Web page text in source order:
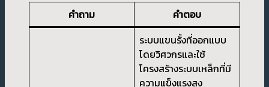
คำถาม คำตอบ
ระบบแขนรั้งที่ออกแบบ
โดยวิศวกรและใช้
โครงสร้างระบบเหล็กที่มี
ความแข็งแรงสูง